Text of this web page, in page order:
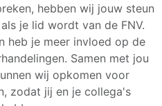
hebben wij jouw steun
je lid wordt van de FNV.
heb je meer invloed op de
Samen met jou
wij opkomen voor
zodat jij en je collega's